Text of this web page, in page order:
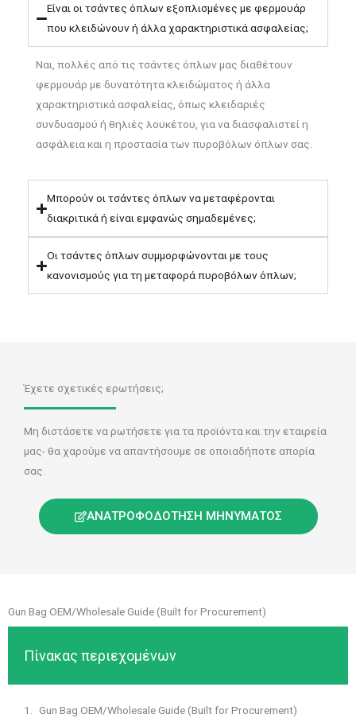
Είναι οι τσάντες όπλων εξοπλισμένες με φερμουάρ
που κλειδώνουν ή άλλα χαρακτηριστικά ασφαλείας;
Ναι, πολλές από τις τσάντες όπλων μας διαθέτουν
φερμουάρ με δυνατότητα κλειδώματος ή άλλα
χαρακτηριστικά ασφαλείας, όπως κλειδαριές
συνδυασμού ή θηλιές λουκέτου, για να διασφαλιστεί η
ασφάλεια και η προστασία των πυροβόλων όπλων σας.
Μπορούν οι τσάντες όπλων να μεταφέρονται
διακριτικά ή είναι εμφανώς σημαδεμένες;
Οι τσάντες όπλων συμμορφώνονται με τους
κανονισμούς για τη μεταφορά πυροβόλων όπλων;
Έχετε σχετικές ερωτήσεις;
Μη διστάσετε να ρωτήσετε για τα προϊόντα και την εταιρεία
μας- θα χαρούμε να απαντήσουμε σε οποιαδήποτε απορία
σας.
ΑΝΑΤΡΟΦΟΔΌΤΗΣΗ ΜΗΝΎΜΑΤΟΣ
Gun Bag OEM/Wholesale Guide (Built for Procurement)
Πίνακας περιεχομένων
Gun Bag OEM/Wholesale Guide (Built for Procurement)